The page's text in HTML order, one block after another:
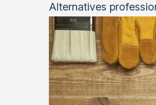
Alternatives